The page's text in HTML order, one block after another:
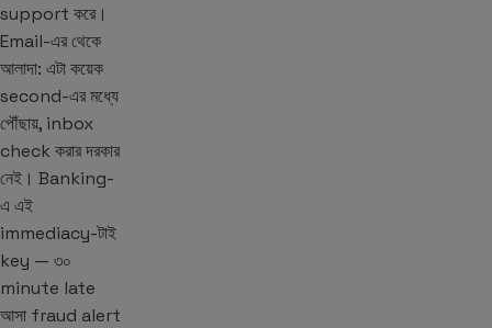
support করে।
Email-এর থেকে
আলাদা: এটা কয়েক
second-এর মধ্যে
পৌঁছায়, inbox
check করার দরকার
নেই। Banking-
এ এই
immediacy-টাই
key — ৩০
minute late
আসা fraud alert